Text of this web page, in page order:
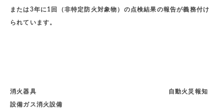
または3年に1回（非特定防火対象物）の点検結果の報告が義務付け
られています。
消火器具 自動火災報知
設備ガス消火設備